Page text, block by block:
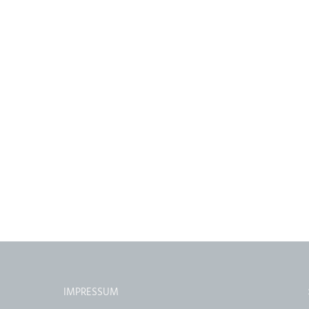
IMPRESSUM